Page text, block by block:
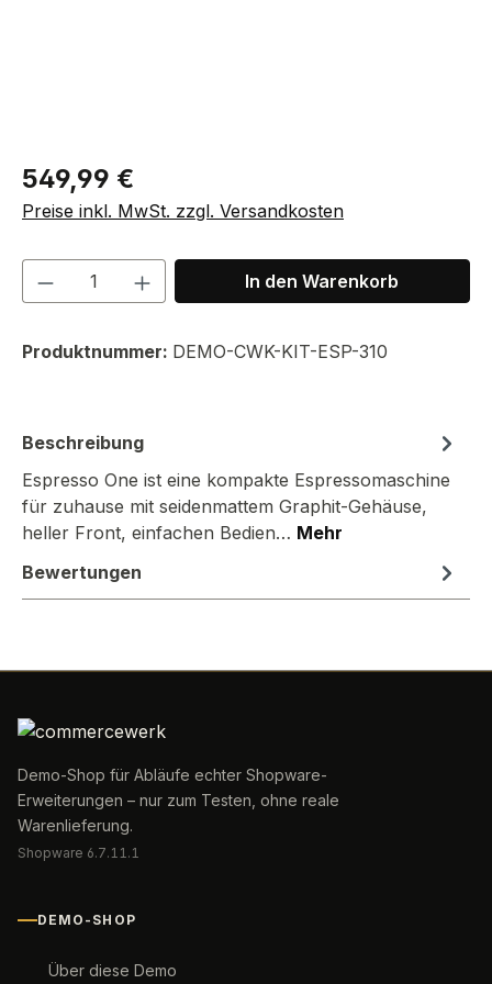
Regulärer Preis:
549,99 €
Preise inkl. MwSt. zzgl. Versandkosten
Produkt Anzahl: Gib denIn den Warenkorb
Produktnummer: DEMO-CWK-KIT-ESP-310
Beschreibung
Espresso One ist eine kompakte Espressomaschine
für zuhause mit seidenmattem Graphit-Gehäuse,
heller Front, einfachen Bedien… Mehr
Bewertungen
Demo-Shop für Abläufe echter Shopware-
Erweiterungen – nur zum Testen, ohne reale
Warenlieferung.
Shopware 6.7.11.1
DEMO-SHOP
Über diese Demo